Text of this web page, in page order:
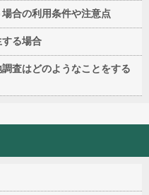
合の利用条件や注意点
る場合
査はどのようなことをする